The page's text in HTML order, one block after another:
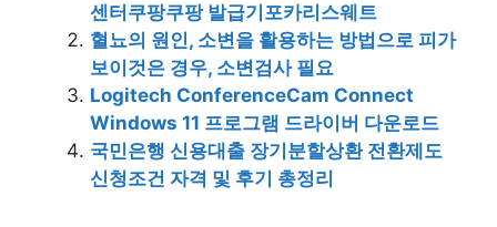
센터쿠팡쿠팡 발급기포카리스웨트
혈뇨의 원인, 소변을 활용하는 방법으로 피가
보이것은 경우, 소변검사 필요
Logitech ConferenceCam Connect
Windows 11 프로그램 드라이버 다운로드
국민은행 신용대출 장기분할상환 전환제도
신청조건 자격 및 후기 총정리